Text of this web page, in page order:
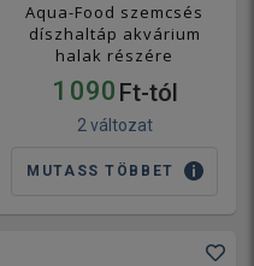
Aqua-Food szemcsés
díszhaltáp akvárium
halak részére
1 090 Ft-tól
2 változat
MUTASS TÖBBET